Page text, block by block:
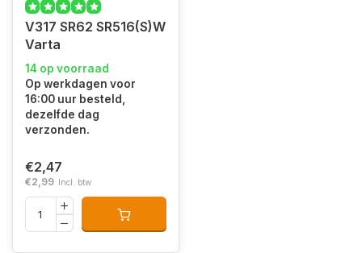
V317 SR62 SR516(S)W
Varta
14 op voorraad
Op werkdagen voor
16:00 uur besteld,
dezelfde dag
verzonden.
€2,47
€2,99 Incl. btw